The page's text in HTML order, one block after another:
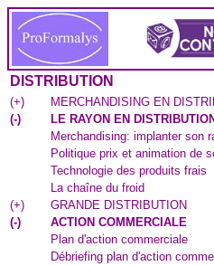
DISTRIBUTION
(+)
MERCHANDISING EN
(-)
LE RAYON EN DISTRIBUTION
Merchandising: implanter son
Politique prix et animation de
Technologie des produits frais
La chaîne du froid
(+)
GRANDE DISTRIBUTION
(-)
ACTION COMMERCIALE
Plan d'action commerciale
Débriefing plan d'action